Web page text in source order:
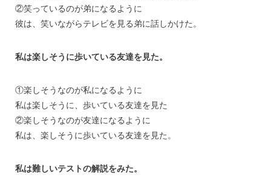
②笑っているのが弟になるように
彼は、笑いながらテレビを見る弟に話しかけた。
私は楽しそうに歩いている友達を見た。
①楽しそうなのが私になるように
私は楽しそうに、歩いている友達を見た
②楽しそうなのが友達になるように
私は、楽しそうに歩いている友達を見た。
私は難しいテストの解説をみた。